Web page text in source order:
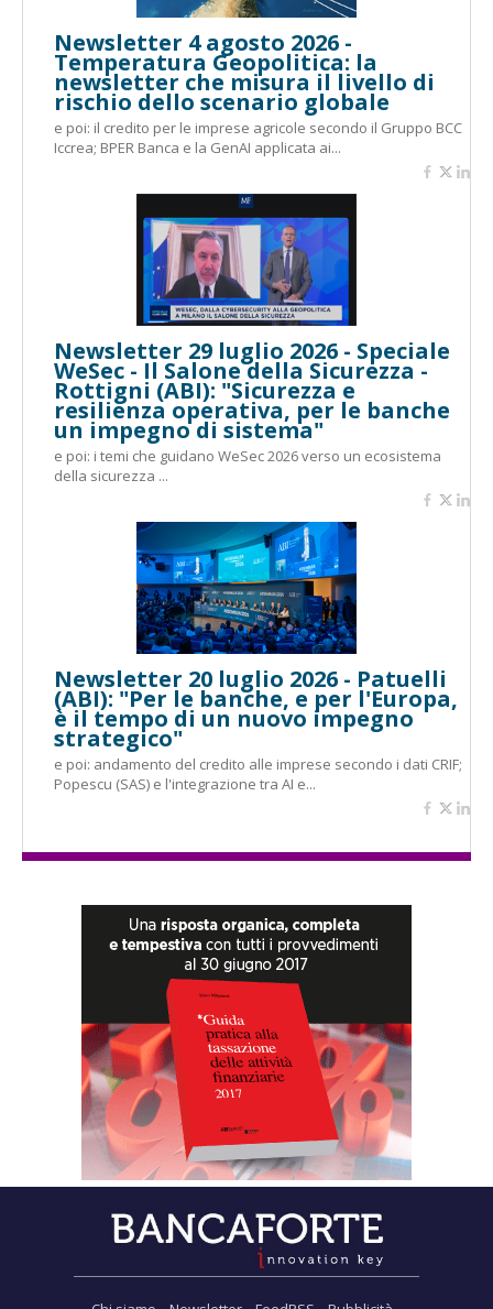
Newsletter 4 agosto 2026 -
Temperatura Geopolitica: la
newsletter che misura il livello di
rischio dello scenario globale
e poi: il credito per le imprese agricole secondo il Gruppo BCC
Iccrea; BPER Banca e la GenAI applicata ai...
Newsletter 29 luglio 2026 - Speciale
WeSec - Il Salone della Sicurezza -
Rottigni (ABI): "Sicurezza e
resilienza operativa, per le banche
un impegno di sistema"
e poi: i temi che guidano WeSec 2026 verso un ecosistema
della sicurezza ...
Newsletter 20 luglio 2026 - Patuelli
(ABI): "Per le banche, e per l'Europa,
è il tempo di un nuovo impegno
strategico"
e poi: andamento del credito alle imprese secondo i dati CRIF;
Popescu (SAS) e l'integrazione tra AI e...